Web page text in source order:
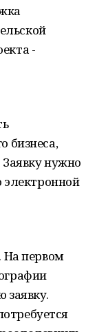
-
бизнеса,
нужно
электронной
На первом
заявку.